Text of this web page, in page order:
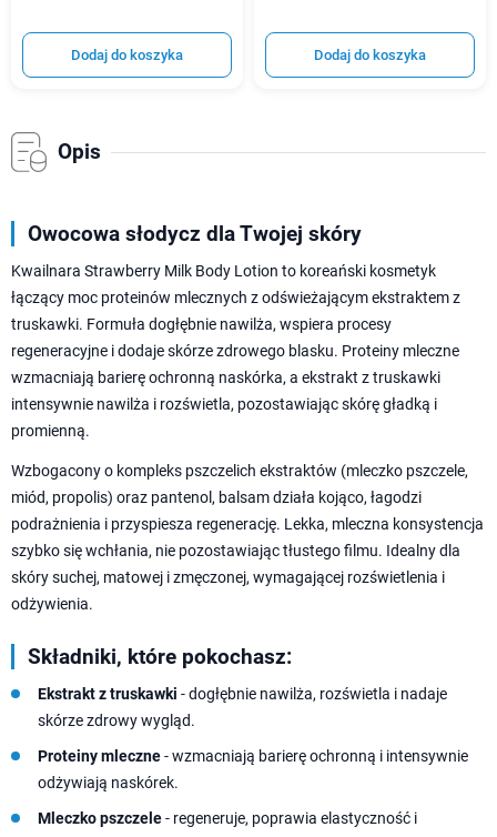
Dodaj do koszyka Dodaj do koszyka
Opis
Owocowa słodycz dla Twojej skóry
Kwailnara Strawberry Milk Body Lotion to koreański kosmetyk
łączący moc proteinów mlecznych z odświeżającym ekstraktem z
truskawki. Formuła dogłębnie nawilża, wspiera procesy
regeneracyjne i dodaje skórze zdrowego blasku. Proteiny mleczne
wzmacniają barierę ochronną naskórka, a ekstrakt z truskawki
intensywnie nawilża i rozświetla, pozostawiając skórę gładką i
promienną.
Wzbogacony o kompleks pszczelich ekstraktów (mleczko pszczele,
miód, propolis) oraz pantenol, balsam działa kojąco, łagodzi
podrażnienia i przyspiesza regenerację. Lekka, mleczna konsystencja
szybko się wchłania, nie pozostawiając tłustego filmu. Idealny dla
skóry suchej, matowej i zmęczonej, wymagającej rozświetlenia i
odżywienia.
Składniki, które pokochasz:
Ekstrakt z truskawki - dogłębnie nawilża, rozświetla i nadaje
skórze zdrowy wygląd.
Proteiny mleczne- wzmacniają barierę ochronną i intensywnie
odżywiają naskórek.
Mleczko pszczele- regeneruje, poprawia elastyczność i